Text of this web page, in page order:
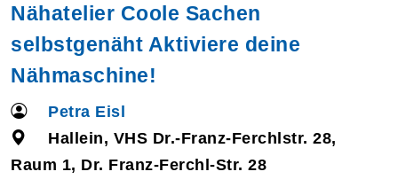
Nähatelier Coole Sachen
selbstgenäht Aktiviere deine
Nähmaschine!
Petra Eisl
Hallein, VHS Dr.-Franz-Ferchlstr. 28,
Raum 1, Dr. Franz-Ferchl-Str. 28